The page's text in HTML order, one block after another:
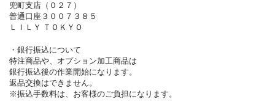
兜町支店（０２７）
普通口座３００７３８５
ＬＩＬＹ ＴＯＫＹＯ
・銀行振込について
特注商品や、オプション加工商品は
銀行振込後の作業開始になります。
返品交換はできません。
※振込手数料は、お客様のご負担になります。